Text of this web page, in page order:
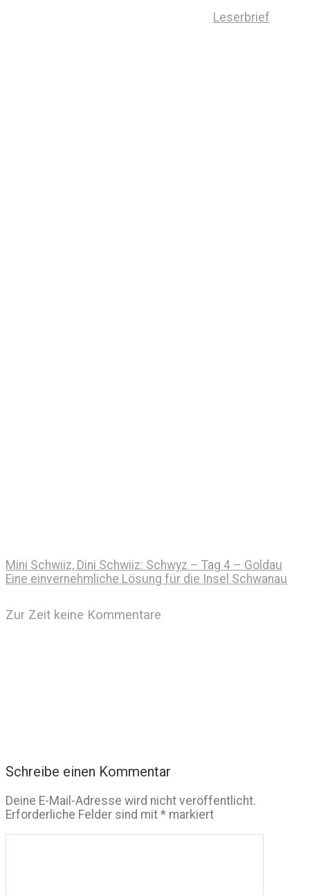
Leserbrief
Mini Schwiiz, Dini Schwiiz: Schwyz – Tag 4 – Goldau
Eine einvernehmliche Lösung für die Insel Schwanau
Zur Zeit keine Kommentare
Schreibe einen Kommentar
Deine E-Mail-Adresse wird nicht veröffentlicht.
Erforderliche Felder sind mit * markiert